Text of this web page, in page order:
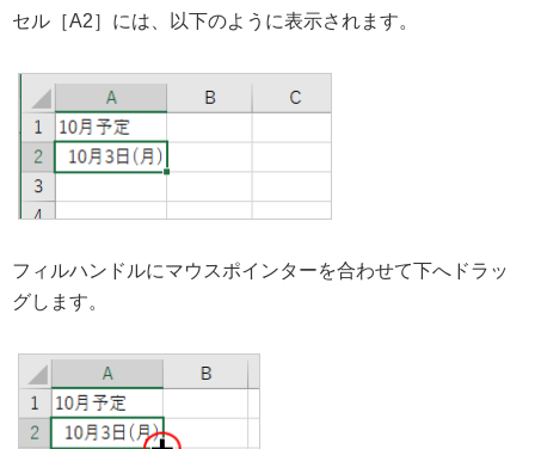
セル［A2］には、以下のように表示されます。
フィルハンドルにマウスポインターを合わせて下へドラッ
グします。